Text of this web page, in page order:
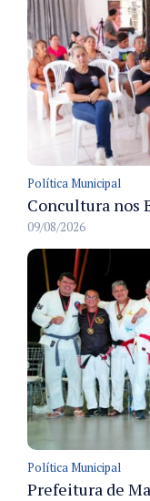
Política Municipal
09/08/2026
Política Municipal